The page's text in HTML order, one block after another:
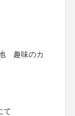
趣味のカ
て